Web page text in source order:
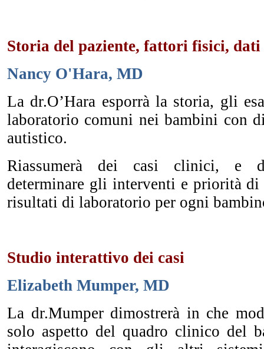
Storia del paziente, fattori fisici,
Nancy O'Hara, MD
La dr.O’Hara esporrà la storia, gli
laboratorio comuni nei bambini con
autistico.
Riassumerà dei casi clinici, e
determinare gli interventi e priorità
risultati di laboratorio per ogni
Studio interattivo dei casi
Elizabeth Mumper, MD
La dr.Mumper dimostrerà in che
solo aspetto del quadro clinico del